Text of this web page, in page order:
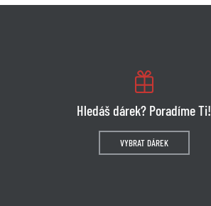
Hledáš dárek? Poradíme Ti!
VYBRAT DÁREK